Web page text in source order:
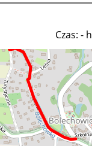
Czas: - h